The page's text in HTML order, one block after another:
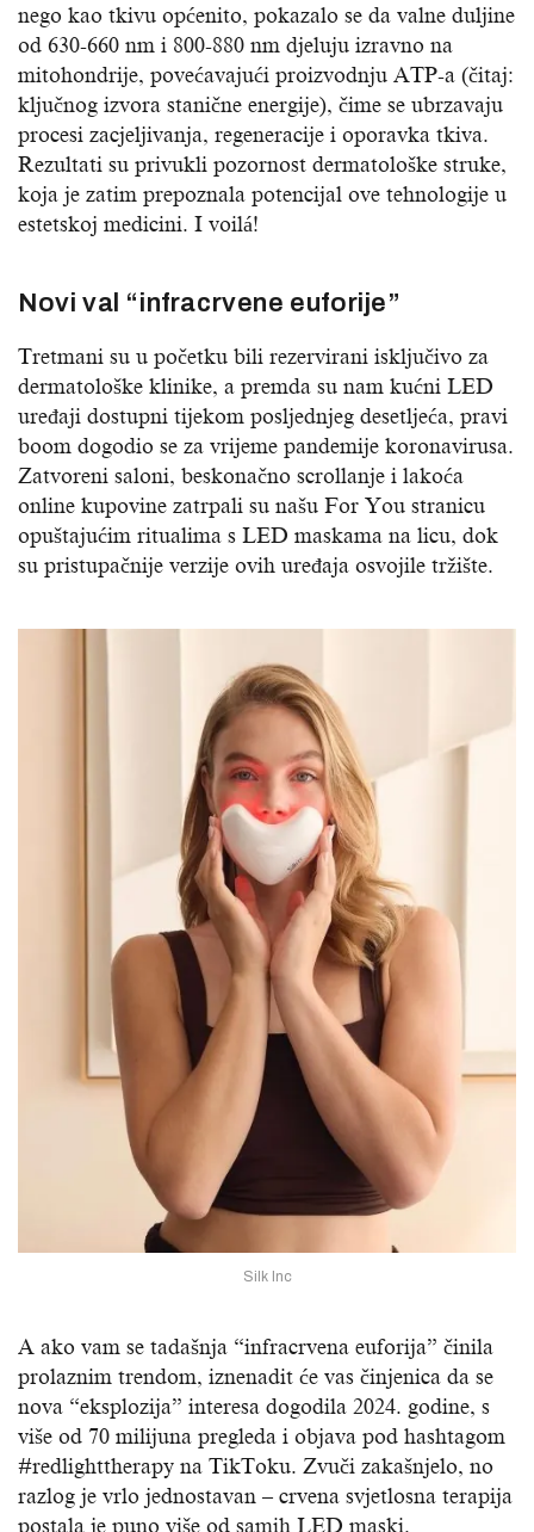
nego kao tkivu općenito, pokazalo se da valne duljine
od 630-660 nm i 800-880 nm djeluju izravno na
mitohondrije, povećavajući proizvodnju ATP-a (čitaj:
ključnog izvora stanične energije), čime se ubrzavaju
procesi zacjeljivanja, regeneracije i oporavka tkiva.
Rezultati su privukli pozornost dermatološke struke,
koja je zatim prepoznala potencijal ove tehnologije u
estetskoj medicini. I voilá!
Novi val “infracrvene euforije”
Tretmani su u početku bili rezervirani isključivo za
dermatološke klinike, a premda su nam kućni LED
uređaji dostupni tijekom posljednjeg desetljeća, pravi
boom dogodio se za vrijeme pandemije koronavirusa.
Zatvoreni saloni, beskonačno scrollanje i lakoća
online kupovine zatrpali su našu For You stranicu
opuštajućim ritualima s LED maskama na licu, dok
su pristupačnije verzije ovih uređaja osvojile tržište.
Silk Inc
A ako vam se tadašnja “infracrvena euforija” činila
prolaznim trendom, iznenadit će vas činjenica da se
nova “eksplozija” interesa dogodila 2024. godine, s
više od 70 milijuna pregleda i objava pod hashtagom
#redlighttherapy na TikToku. Zvuči zakašnjelo, no
razlog je vrlo jednostavan – crvena svjetlosna terapija
postala je puno više od samih LED maski.